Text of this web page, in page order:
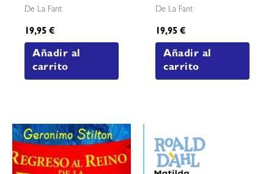
De La Fant
19,95€
Añadir al
carrito
De La Fant
19,95€
Añadir al
carrito